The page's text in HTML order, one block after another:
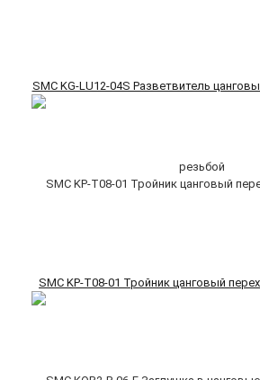
SMC KG-LU12-04S Разветвитель
SMC KP-T08-01 Тройник цанговый